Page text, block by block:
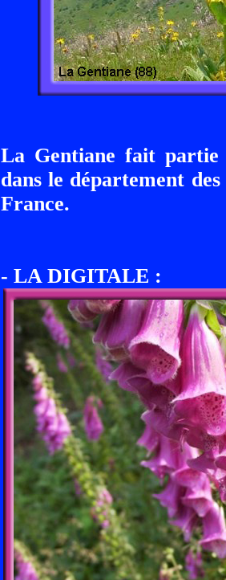
La Gentiane fait partie
dans le département
France.
- LA DIGITALE :